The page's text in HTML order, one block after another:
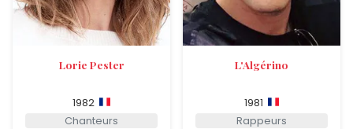
Lorie Pester
1982
Chanteurs
L'Algérino
1981
Rappeurs